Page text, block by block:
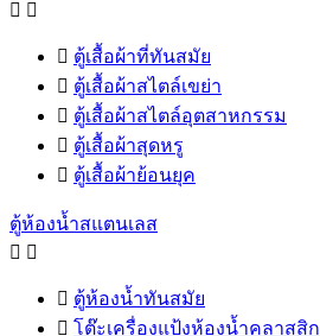
 
 ตู้เสื้อผ้าที่ทันสมัย
 ตู้เสื้อผ้าสไตล์เขย่า
 ตู้เสื้อผ้าสไตล์อุตสาหกรรม
 ตู้เสื้อผ้าสุดหรู
 ตู้เสื้อผ้าย้อนยุค
ตู้ห้องน้ำสแตนเลส
 
 ตู้ห้องน้ำทันสมัย
 โต๊ะเครื่องแป้งห้องน้ำคลาสสิก